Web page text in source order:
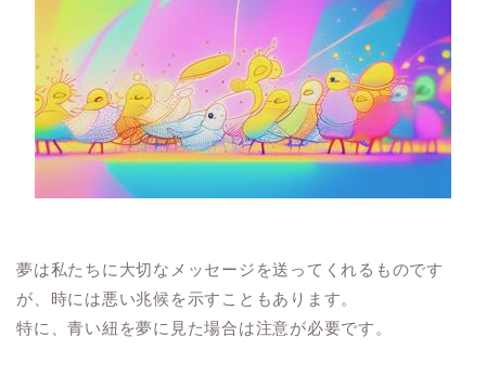
夢は私たちに大切なメッセージを送ってくれるものです
が、時には悪い兆候を示すこともあります。
特に、青い紐を夢に見た場合は注意が必要です。